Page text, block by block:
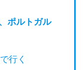
ポルトガル
行く